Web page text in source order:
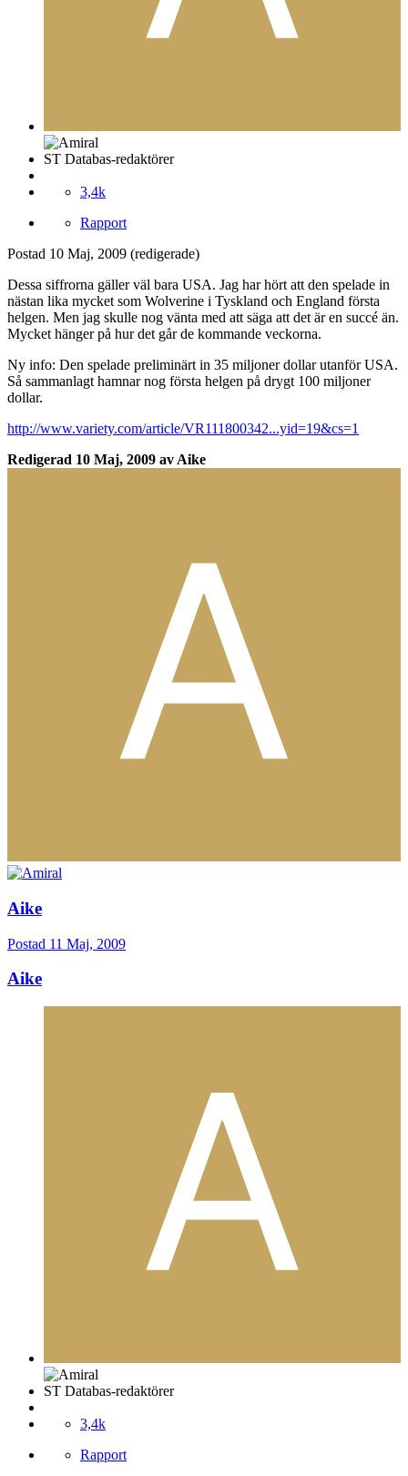
ST Databas-redaktörer
3,4k
Rapport
Postad 10 Maj, 2009 (redigerade)
Dessa siffrorna gäller väl bara USA. Jag har hört att den spelade in
nästan lika mycket som Wolverine i Tyskland och England första
helgen. Men jag skulle nog vänta med att säga att det är en succé än.
Mycket hänger på hur det går de kommande veckorna.
Ny info: Den spelade preliminärt in 35 miljoner dollar utanför USA.
Så sammanlagt hamnar nog första helgen på drygt 100 miljoner
dollar.
http://www.variety.com/article/VR111800342...yid=19&cs=1
Redigerad 10 Maj, 2009 av Aike
Aike
Postad 11 Maj, 2009
Aike
ST Databas-redaktörer
3,4k
Rapport